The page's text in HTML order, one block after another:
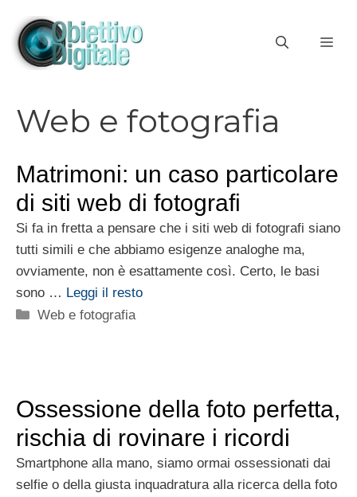
contenuto
Web e fotografia
Matrimoni: un caso particolare
di siti web di fotografi
Si fa in fretta a pensare che i siti web di fotografi siano
tutti simili e che abbiamo esigenze analoghe ma,
ovviamente, non è esattamente così. Certo, le basi
sono … Leggi il resto
Categorie
Web e fotografia
Ossessione della foto perfetta,
rischia di rovinare i ricordi
Smartphone alla mano, siamo ormai ossessionati dai
selfie o della giusta inquadratura alla ricerca della foto